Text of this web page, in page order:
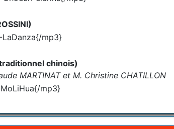
mp3}
chinois)
MARTINAT et M. Christine CHATILLON
mp3}